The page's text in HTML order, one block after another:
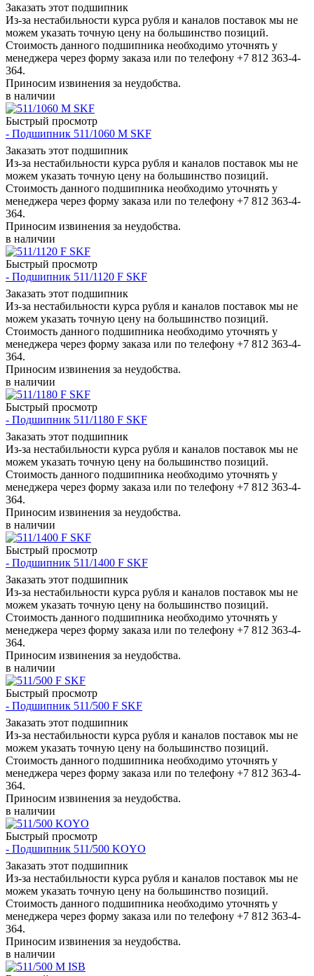
Заказать этот подшипник
Из-за нестабильности курса рубля и каналов поставок мы не
можем указать точную цену на большинство позиций.
Стоимость данного подшипника необходимо уточнять у
менеджера через форму заказа или по телефону +7 812 363-4-
364.
Приносим извинения за неудобства.
в наличии
Быстрый просмотр
- Подшипник 511/1060 M SKF
Заказать этот подшипник
Из-за нестабильности курса рубля и каналов поставок мы не
можем указать точную цену на большинство позиций.
Стоимость данного подшипника необходимо уточнять у
менеджера через форму заказа или по телефону +7 812 363-4-
364.
Приносим извинения за неудобства.
в наличии
Быстрый просмотр
- Подшипник 511/1120 F SKF
Заказать этот подшипник
Из-за нестабильности курса рубля и каналов поставок мы не
можем указать точную цену на большинство позиций.
Стоимость данного подшипника необходимо уточнять у
менеджера через форму заказа или по телефону +7 812 363-4-
364.
Приносим извинения за неудобства.
в наличии
Быстрый просмотр
- Подшипник 511/1180 F SKF
Заказать этот подшипник
Из-за нестабильности курса рубля и каналов поставок мы не
можем указать точную цену на большинство позиций.
Стоимость данного подшипника необходимо уточнять у
менеджера через форму заказа или по телефону +7 812 363-4-
364.
Приносим извинения за неудобства.
в наличии
Быстрый просмотр
- Подшипник 511/1400 F SKF
Заказать этот подшипник
Из-за нестабильности курса рубля и каналов поставок мы не
можем указать точную цену на большинство позиций.
Стоимость данного подшипника необходимо уточнять у
менеджера через форму заказа или по телефону +7 812 363-4-
364.
Приносим извинения за неудобства.
в наличии
Быстрый просмотр
- Подшипник 511/500 F SKF
Заказать этот подшипник
Из-за нестабильности курса рубля и каналов поставок мы не
можем указать точную цену на большинство позиций.
Стоимость данного подшипника необходимо уточнять у
менеджера через форму заказа или по телефону +7 812 363-4-
364.
Приносим извинения за неудобства.
в наличии
Быстрый просмотр
- Подшипник 511/500 KOYO
Заказать этот подшипник
Из-за нестабильности курса рубля и каналов поставок мы не
можем указать точную цену на большинство позиций.
Стоимость данного подшипника необходимо уточнять у
менеджера через форму заказа или по телефону +7 812 363-4-
364.
Приносим извинения за неудобства.
в наличии